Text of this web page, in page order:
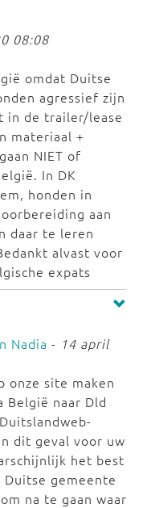
08:08
omdat Duitse
agressief zijn
in de trailer/lease
materiaal +
NIET of
In DK
honden in
aan
daar te leren
alvast voor
expats
Nadia - 14 april
onze site maken
België naar Dld
dit geval voor uw
het best
gemeente
na te gaan waar